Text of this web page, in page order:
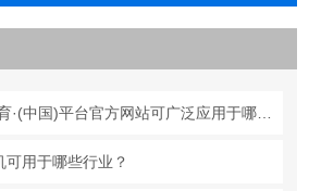
实验室低温aty爱体育·(中国)平台官方网站可广泛应用于哪些行业？
用于哪些行业？